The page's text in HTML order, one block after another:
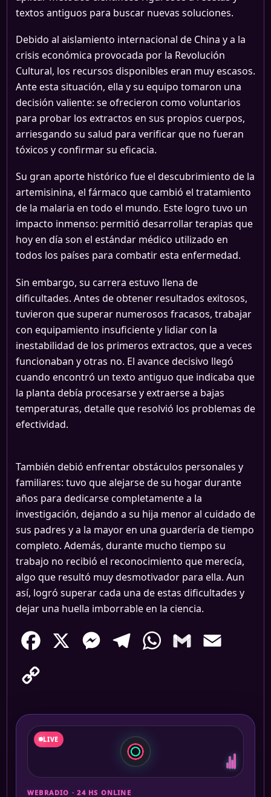
textos antiguos para buscar nuevas soluciones.
Debido al aislamiento internacional de China y a la
crisis económica provocada por la Revolución
Cultural, los recursos disponibles eran muy escasos.
Ante esta situación, ella y su equipo tomaron una
decisión valiente: se ofrecieron como voluntarios
para probar los extractos en sus propios cuerpos,
arriesgando su salud para verificar que no fueran
tóxicos y confirmar su eficacia.
Su gran aporte histórico fue el descubrimiento de la
artemisinina, el fármaco que cambió el tratamiento
de la malaria en todo el mundo. Este logro tuvo un
impacto inmenso: permitió desarrollar terapias que
hoy en día son el estándar médico utilizado en
todos los países para combatir esta enfermedad.
Sin embargo, su carrera estuvo llena de
dificultades. Antes de obtener resultados exitosos,
tuvieron que superar numerosos fracasos, trabajar
con equipamiento insuficiente y lidiar con la
inestabilidad de los primeros extractos, que a veces
funcionaban y otras no. El avance decisivo llegó
cuando encontró un texto antiguo que indicaba que
la planta debía procesarse y extraerse a bajas
temperaturas, detalle que resolvió los problemas de
efectividad.
También debió enfrentar obstáculos personales y
familiares: tuvo que alejarse de su hogar durante
años para dedicarse completamente a la
investigación, dejando a su hija menor al cuidado de
sus padres y a la mayor en una guardería de tiempo
completo. Además, durante mucho tiempo su
trabajo no recibió el reconocimiento que merecía,
algo que resultó muy desmotivador para ella. Aun
así, logró superar cada una de estas dificultades y
dejar una huella imborrable en la ciencia.
Facebook MessengerTelegramWhatsAppGmail
LIVE
WEBRADIO · 24 HS ONLINE